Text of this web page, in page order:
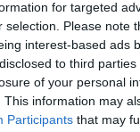
for targeted
selection. Please note
interest-based ads
to third
of your personal
This information may
Participants that may
nemrég